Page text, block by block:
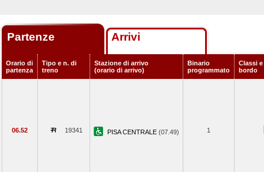
Partenze Arrivi
Orario di
partenza
Tipo e n. di
treno
Stazione di arrivo
(orario di arrivo)
Binario
programmato
Classi
bordo
06.52 19341 PISA CENTRALE (07.49) 1